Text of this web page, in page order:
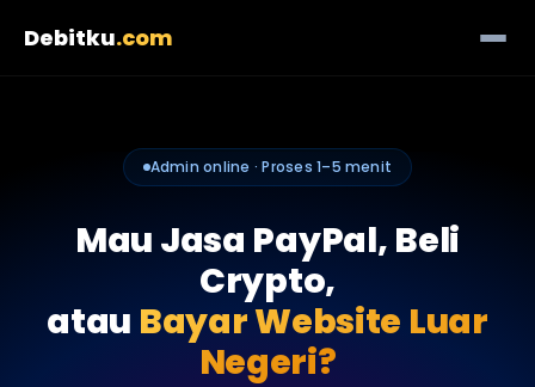
Debitku.com
Admin online · Proses 1–5 menit
Mau Jasa PayPal, Beli
Crypto,
atau Bayar Website Luar
Negeri?